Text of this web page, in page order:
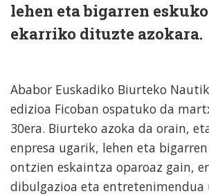
lehen eta bigarren
ekarriko dituzte azokara.
Ababor Euskadiko Biurteko
edizioa Ficoban ospatuko da
30era. Biurteko azoka da orain,
enpresa ugarik, lehen eta
ontzien eskaintza oparoaz gain,
dibulgazioa eta